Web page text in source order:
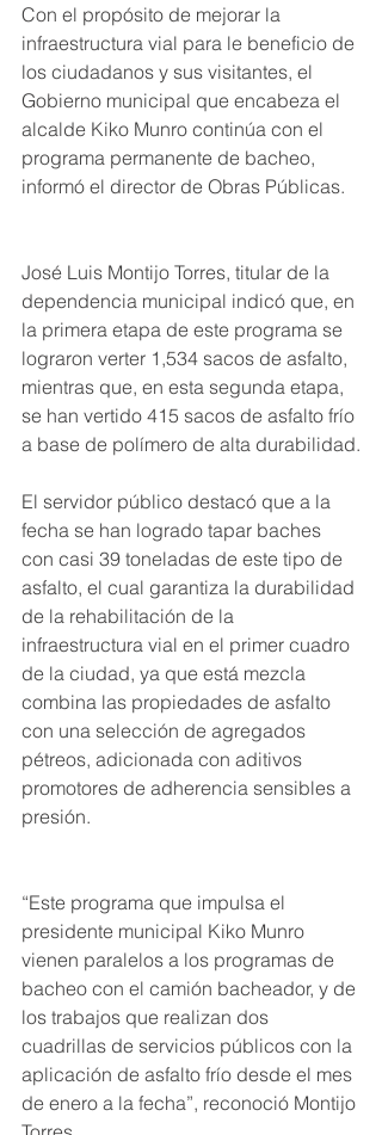
Con el propósito de mejorar la
infraestructura vial para le beneficio de
los ciudadanos y sus visitantes, el
Gobierno municipal que encabeza el
alcalde Kiko Munro continúa con el
programa permanente de bacheo,
informó el director de Obras Públicas.
José Luis Montijo Torres, titular de la
dependencia municipal indicó que, en
la primera etapa de este programa se
lograron verter 1,534 sacos de asfalto,
mientras que, en esta segunda etapa,
se han vertido 415 sacos de asfalto frío
a base de polímero de alta durabilidad.
El servidor público destacó que a la
fecha se han logrado tapar baches
con casi 39 toneladas de este tipo de
asfalto, el cual garantiza la durabilidad
de la rehabilitación de la
infraestructura vial en el primer cuadro
de la ciudad, ya que está mezcla
combina las propiedades de asfalto
con una selección de agregados
pétreos, adicionada con aditivos
promotores de adherencia sensibles a
presión.
“Este programa que impulsa el
presidente municipal Kiko Munro
vienen paralelos a los programas de
bacheo con el camión bacheador, y de
los trabajos que realizan dos
cuadrillas de servicios públicos con la
aplicación de asfalto frío desde el mes
de enero a la fecha”, reconoció Montijo